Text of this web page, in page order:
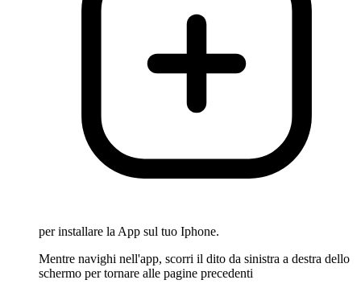
per installare la App sul tuo Iphone.
Mentre navighi nell'app, scorri il dito da sinistra a destra dello
schermo per tornare alle pagine precedenti